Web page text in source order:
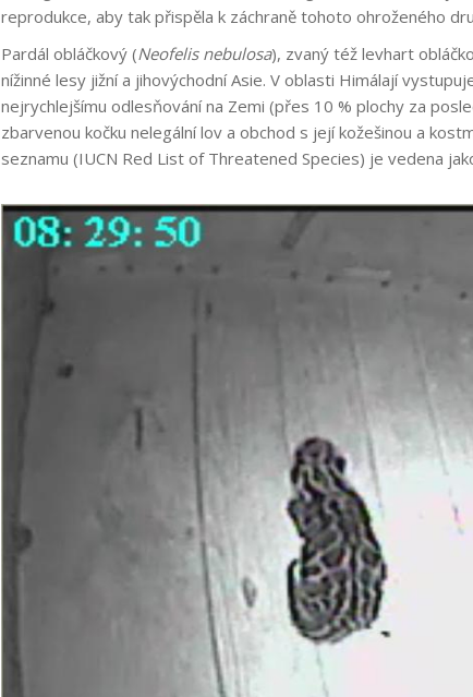
reprodukce, aby tak přispěla k záchraně tohoto ohroženého
Pardál obláčkový (Neofelis nebulosa), zvaný též levhart
nížinné lesy jižní a jihovýchodní Asie. V oblasti Himálají
nejrychlejšímu odlesňování na Zemi (přes 10 % plochy za
zbarvenou kočku nelegální lov a obchod s její kožešinou a
seznamu (IUCN Red List of Threatened Species) je vedena